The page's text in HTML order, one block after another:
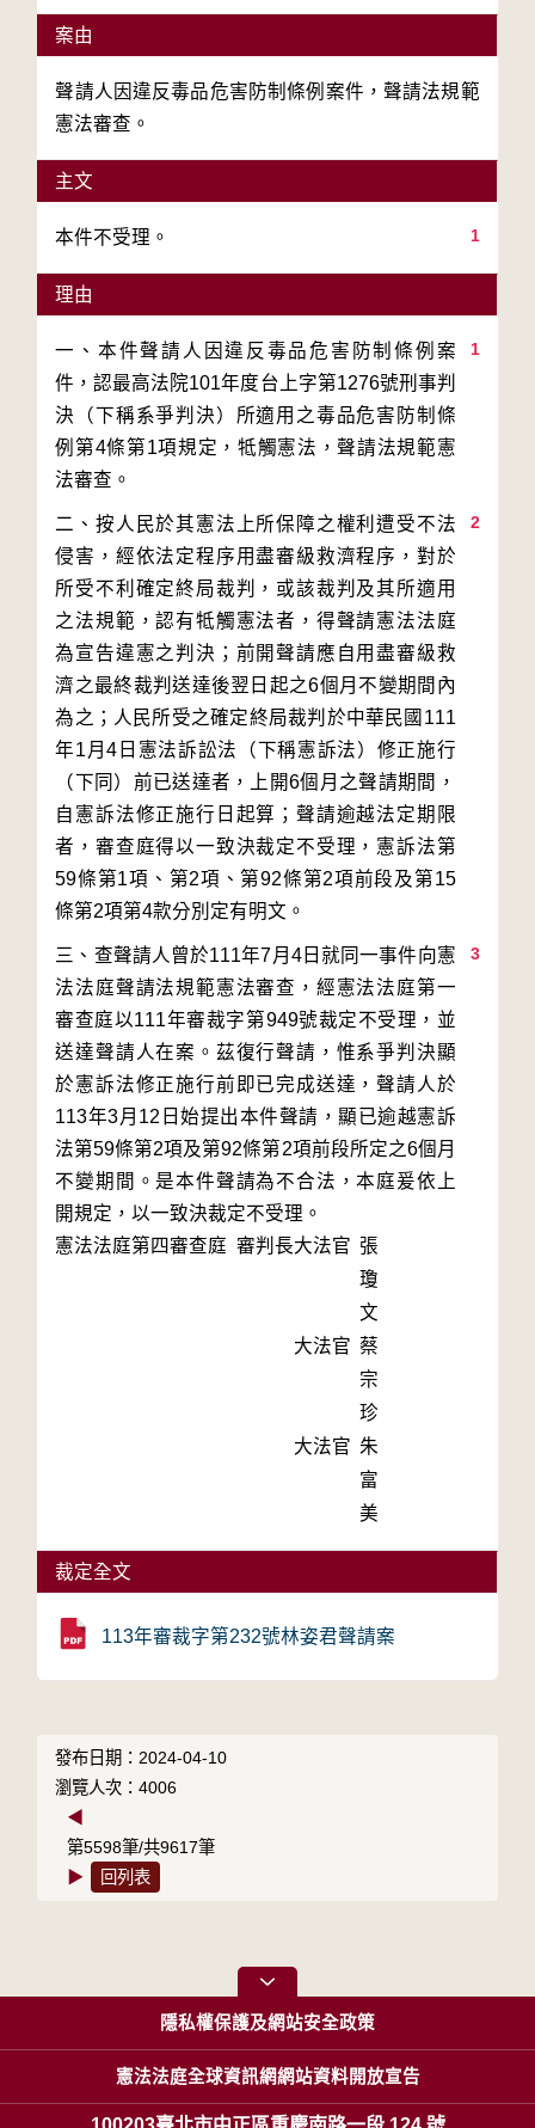
案由
聲請人因違反毒品危害防制條例案件，聲請法規範
憲法審查。
主文
1
本件不受理。
理由
1
一、本件聲請人因違反毒品危害防制條例案
件，認最高法院101年度台上字第1276號刑事判
決（下稱系爭判決）所適用之毒品危害防制條
例第4條第1項規定，牴觸憲法，聲請法規範憲
2
二、按人民於其憲法上所保障之權利遭受不法
侵害，經依法定程序用盡審級救濟程序，對於
所受不利確定終局裁判，或該裁判及其所適用
之法規範，認有牴觸憲法者，得聲請憲法法庭
為宣告違憲之判決；前開聲請應自用盡審級救
濟之最終裁判送達後翌日起之6個月不變期間內
為之；人民所受之確定終局裁判於中華民國111
年1月4日憲法訴訟法（下稱憲訴法）修正施行
（下同）前已送達者，上開6個月之聲請期間，
自憲訴法修正施行日起算；聲請逾越法定期限
者，審查庭得以一致決裁定不受理，憲訴法第
59條第1項、第2項、第92條第2項前段及第15
3
三、查聲請人曾於111年7月4日就同一事件向憲
法法庭聲請法規範憲法審查，經憲法法庭第一
審查庭以111年審裁字第949號裁定不受理，並
送達聲請人在案。茲復行聲請，惟系爭判決顯
於憲訴法修正施行前即已完成送達，聲請人於
113年3月12日始提出本件聲請，顯已逾越憲訴
法第59條第2項及第92條第2項前段所定之6個月
不變期間。是本件聲請為不合法，本庭爰依上
開規定，以一致決裁定不受理。
憲法法庭第四審查庭 審判長大法官 張
瓊
文
大法官 蔡
宗
珍
大法官 朱
富
美
裁定全文
113年審裁字第232號林姿君聲請案
發布日期：2024-04-10
瀏覽人次：4006
◀
第5598筆/共9617筆
▶
回列表
隱私權保護及網站安全政策
憲法法庭全球資訊網網站資料開放宣告